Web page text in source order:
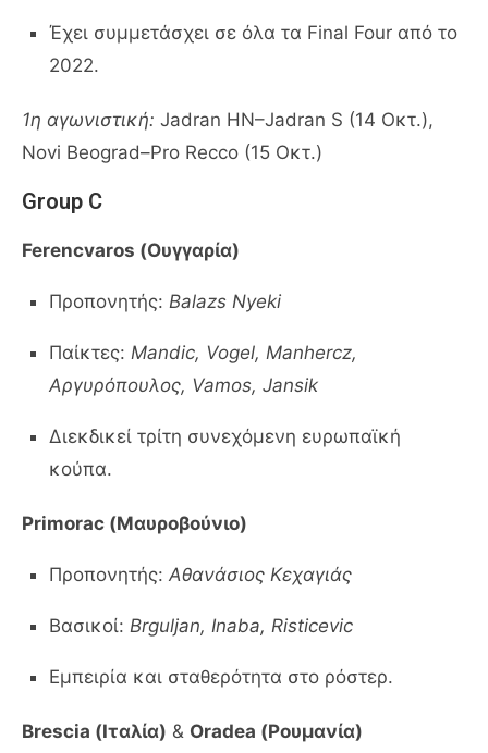
Έχει συμμετάσχει σε όλα τα Final Four από το
2022.
1η αγωνιστική: Jadran HN–Jadran S (14 Οκτ.),
Novi Beograd–Pro Recco (15 Οκτ.)
Group C
Ferencvaros (Ουγγαρία)
Προπονητής: Balazs Nyeki
Παίκτες: Mandic, Vogel, Manhercz,
Αργυρόπουλος, Vamos, Jansik
Διεκδικεί τρίτη συνεχόμενη ευρωπαϊκή
κούπα.
Primorac (Μαυροβούνιο)
Προπονητής: Αθανάσιος Κεχαγιάς
Βασικοί: Brguljan, Inaba, Risticevic
Εμπειρία και σταθερότητα στο ρόστερ.
Brescia (Ιταλία) & Oradea (Ρουμανία)